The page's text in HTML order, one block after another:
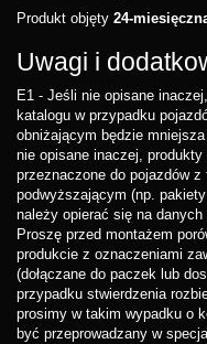
Produkt objęty 24-
Uwagi i
E1 - Jeśli nie opisane
katalogu w przypadku
obniżającym będzie
nie opisane inaczej,
przeznaczone do pojazdów
podwyższającym (np.
należy opierać się na
Proszę przed montażem
produkcie z oznaczeniami
(dołączane do paczek lub
przypadku stwierdzenia
prosimy w takim wypadku o
być przeprowadzany w